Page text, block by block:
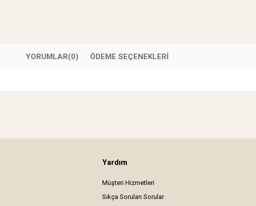
YORUMLAR(0) ÖDEME SEÇENEKLERI
Yardım
Müşteri Hizmetleri
Sıkça Sorulan Sorular